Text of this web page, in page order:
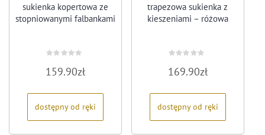
sukienka kopertowa ze
stopniowanymi falbankami
0
na
159.90zł
dostępny od ręki
trapezowa sukienka z
kieszeniami – różowa
0
na
169.90zł
dostępny od ręki